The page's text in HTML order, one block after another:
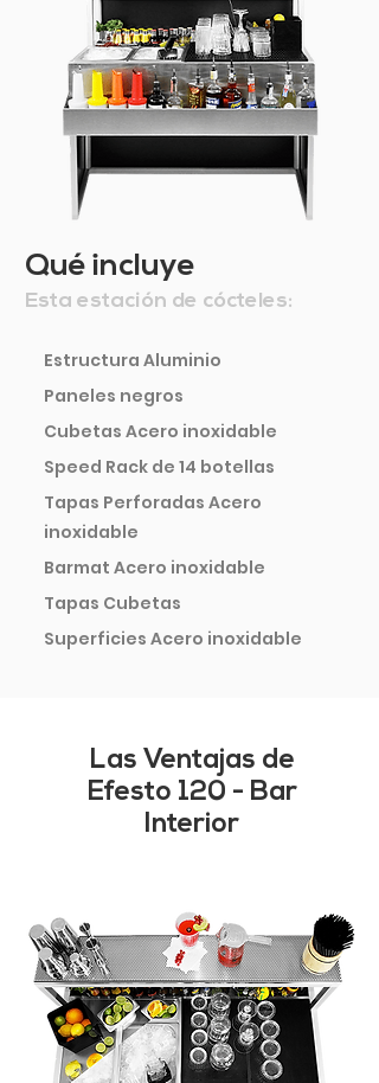
Qué incluye
Esta estación de cócteles:
Estructura Aluminio
Paneles negros
Cubetas Acero inoxidable
Speed Rack de 14 botellas
Tapas Perforadas Acero
inoxidable
Barmat Acero inoxidable
Tapas Cubetas
Superficies Acero inoxidable
Las Ventajas de
Efesto 120 - Bar
Interior